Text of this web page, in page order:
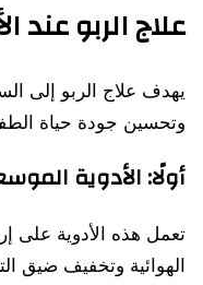
علاج الربو عند
يهدف علاج الربو إلى
وتحسين جودة حياة
أولًا: الأدوية
تعمل هذه الأدوية على
الهوائية وتخفيف ضيق